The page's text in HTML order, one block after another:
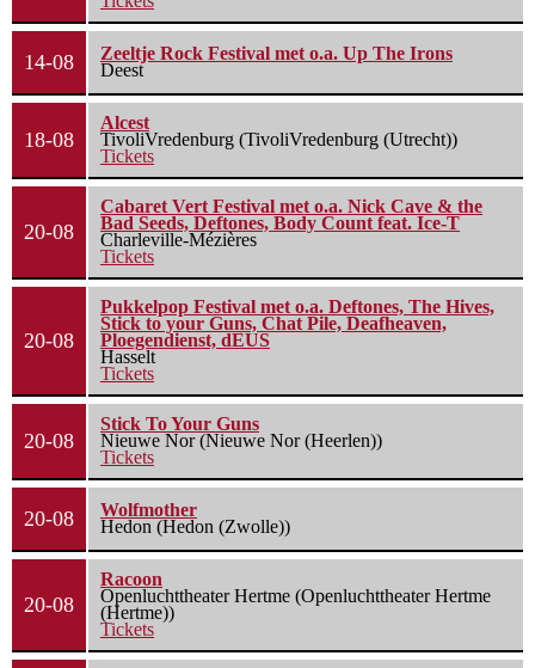
14-08
Zeeltje Rock Festival met o.a. Up The Irons
Deest
18-08
Alcest
TivoliVredenburg (TivoliVredenburg (Utrecht))
Tickets
20-08
Cabaret Vert Festival met o.a. Nick Cave & the
Bad Seeds, Deftones, Body Count feat. Ice-T
Charleville-Mézières
Tickets
20-08
Pukkelpop Festival met o.a. Deftones, The Hives,
Stick to your Guns, Chat Pile, Deafheaven,
Ploegendienst, dEUS
Hasselt
Tickets
20-08
Stick To Your Guns
Nieuwe Nor (Nieuwe Nor (Heerlen))
Tickets
20-08
Wolfmother
Hedon (Hedon (Zwolle))
20-08
Racoon
Openluchttheater Hertme (Openluchttheater Hertme
(Hertme))
Tickets